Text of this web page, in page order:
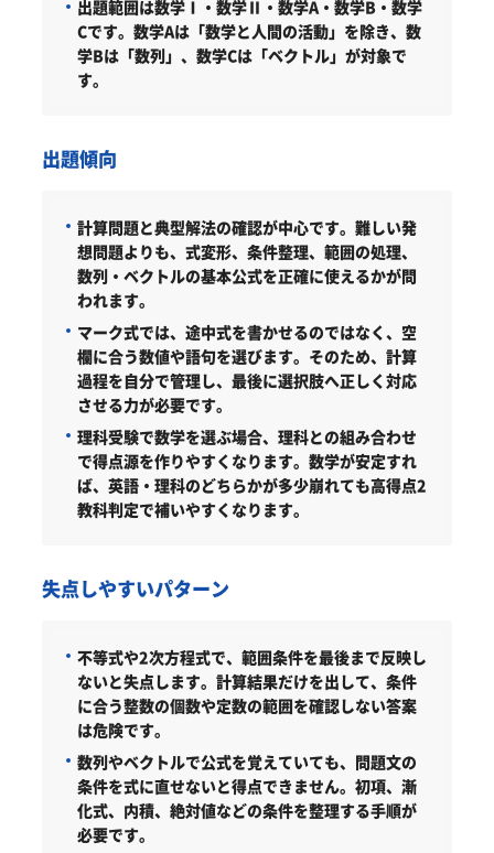
出題範囲は数学Ⅰ・数学Ⅱ・数学A・数学B・数学
Cです。数学Aは「数学と人間の活動」を除き、数
学Bは「数列」、数学Cは「ベクトル」が対象で
す。
出題傾向
計算問題と典型解法の確認が中心です。難しい発
想問題よりも、式変形、条件整理、範囲の処理、
数列・ベクトルの基本公式を正確に使えるかが問
われます。
マーク式では、途中式を書かせるのではなく、空
欄に合う数値や語句を選びます。そのため、計算
過程を自分で管理し、最後に選択肢へ正しく対応
させる力が必要です。
理科受験で数学を選ぶ場合、理科との組み合わせ
で得点源を作りやすくなります。数学が安定すれ
ば、英語・理科のどちらかが多少崩れても高得点2
教科判定で補いやすくなります。
失点しやすいパターン
不等式や2次方程式で、範囲条件を最後まで反映し
ないと失点します。計算結果だけを出して、条件
に合う整数の個数や定数の範囲を確認しない答案
は危険です。
数列やベクトルで公式を覚えていても、問題文の
条件を式に直せないと得点できません。初項、漸
化式、内積、絶対値などの条件を整理する手順が
必要です。